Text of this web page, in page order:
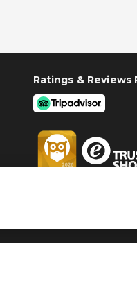
Ratings & Reviews